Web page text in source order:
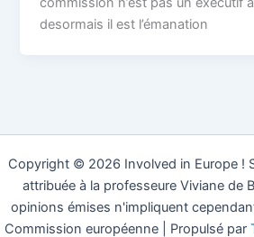
desormais il est l’émanation
Copyright © 2026 Involved in Europe !
attribuée à la professeure Viviane de
opinions émises n'impliquent
Commission européenne | Propulsé par